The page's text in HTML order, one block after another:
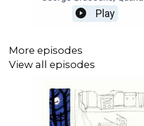
mots méconnus de la
Sienna Rose, In the
17h04 – Prends des
NintendoMusique :
and Smith (The New
(suite)Musique : La Rue
tropAntho et Jen : La
Play
More episodes
View all episodes